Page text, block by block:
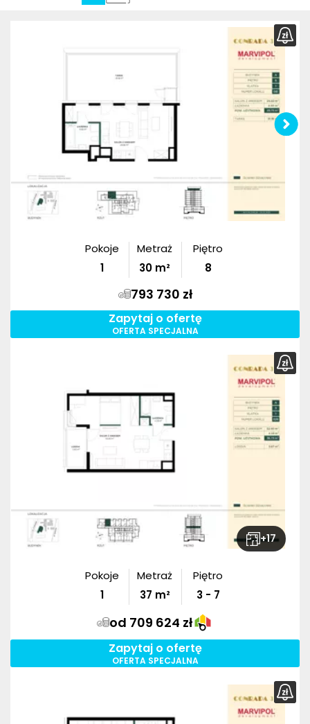
Pokoje
1
Metraż
30 m²
Piętro
8
793 730 zł
Zapytaj o ofertę
OFERTA SPECJALNA
+17
Pokoje
1
Metraż
37 m²
Piętro
3 - 7
od 709 624 zł
Zapytaj o ofertę
OFERTA SPECJALNA